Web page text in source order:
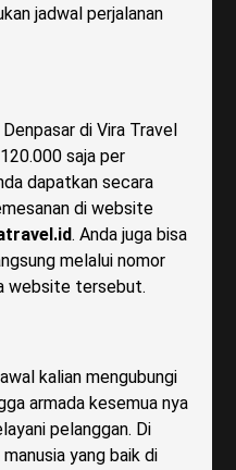
jadwal perjalanan
di Vira Travel
saja per
dapatkan secara
di website
. Anda juga bisa
melalui nomor
website tersebut.
kalian mengubungi
armada kesemua nya
pelanggan. Di
yang baik di